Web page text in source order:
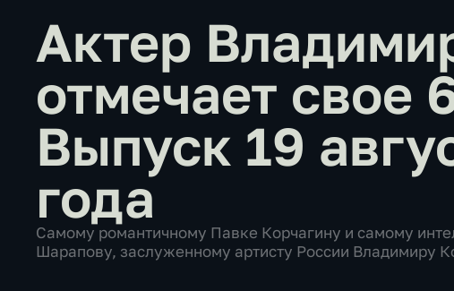
Актер
отмечает свое
Выпуск 19
года
Самому романтичному Павке Корчагину и самому
Шарапову, заслуженному артисту России Владимиру